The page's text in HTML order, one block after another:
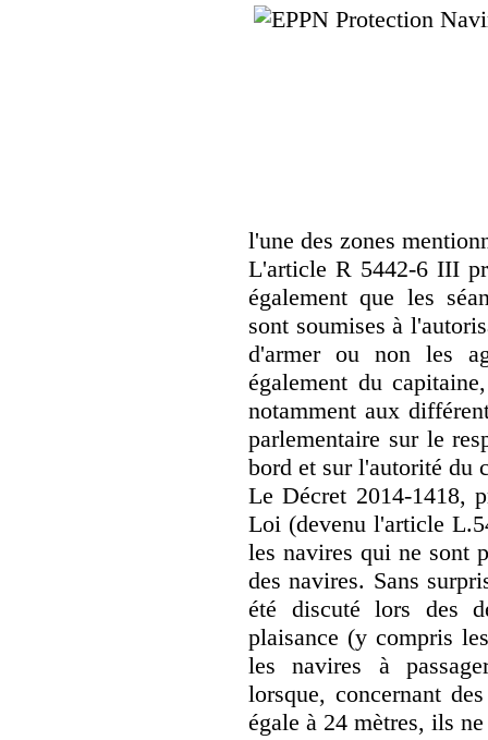
l'une des zones
L'article R 5442-6 III
également que les
sont soumises à
d'armer ou non les
également du
notamment aux
parlementaire sur le
bord et sur l'autorité du
Le Décret 2014-1418,
Loi (devenu l'article
les navires qui ne sont
des navires. Sans
été discuté lors des
plaisance (y compris
les navires à
lorsque, concernant
égale à 24 mètres, ils